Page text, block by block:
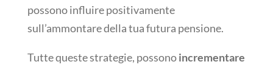
possono influire positivamente
sull’ammontare della tua futura pensione.
Tutte queste strategie, possonoincrementare